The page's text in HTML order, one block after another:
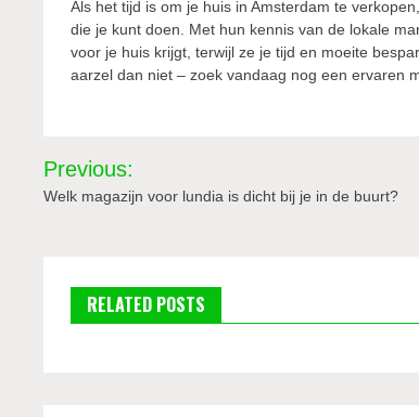
Als het tijd is om je huis in Amsterdam te
die je kunt doen. Met hun kennis van de lokale
voor je huis krijgt, terwijl ze je tijd en moeite
aarzel dan niet – zoek vandaag nog een ervaren
Bericht
navigatie
Previous:
Welk magazijn voor lundia is dicht bij je in de buurt?
RELATED POSTS